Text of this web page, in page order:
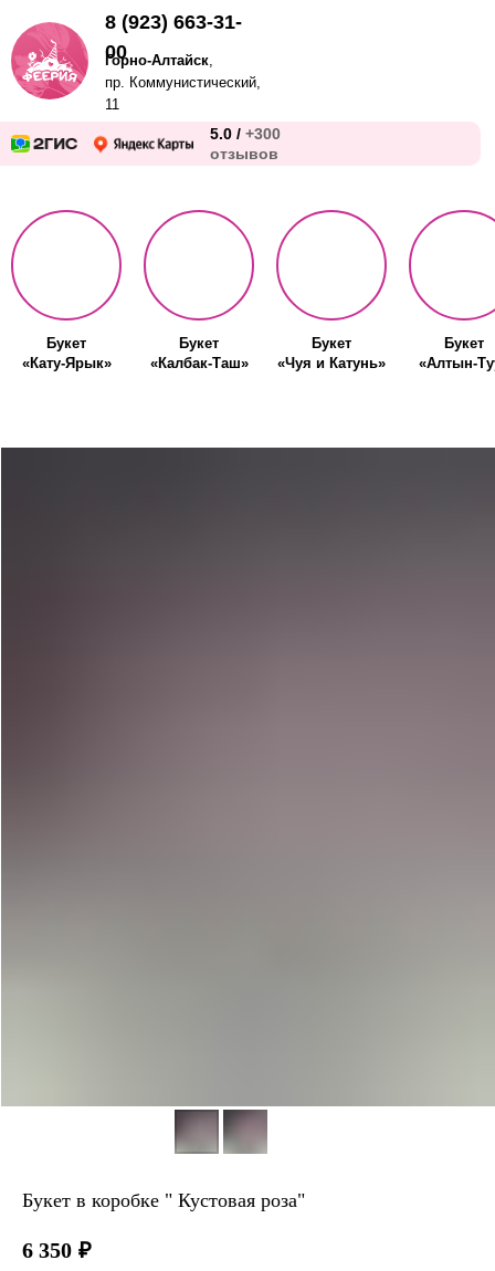
5.0 / +300
отзывов
Горно-Алтайск,
пр. Коммунистический,
11
8 (923) 663-31-
00
Букет
«Кату-Ярык»
Букет
«Калбак-Таш»
Букет
«Чуя и Катунь»
Букет
«Алтын-
Букет в коробке " Кустовая роза"
6 350 ₽